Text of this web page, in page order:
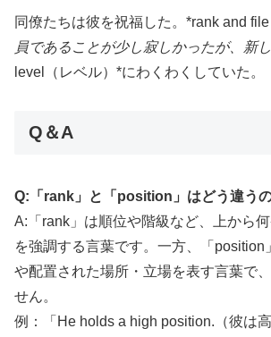
同僚たちは彼を祝福した。*rank and file
員であることが少し寂しかったが、新
level（レベル）*にわくわくしていた。
Q＆A
Q:「rank」と「position」はどう違う
A:「rank」は順位や階級など、上から
を強調する言葉です。一方、「position
や配置された場所・立場を表す言葉で
せん。
例：「He holds a high position.（彼は